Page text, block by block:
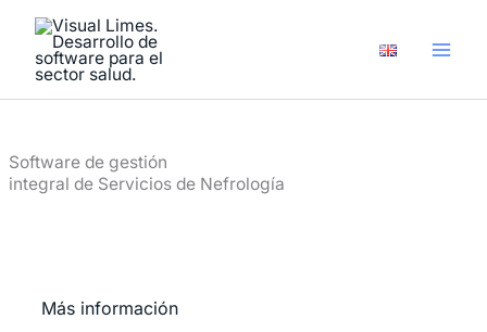
contenido
Software de gestión
integral de Servicios de Nefrología
Más información